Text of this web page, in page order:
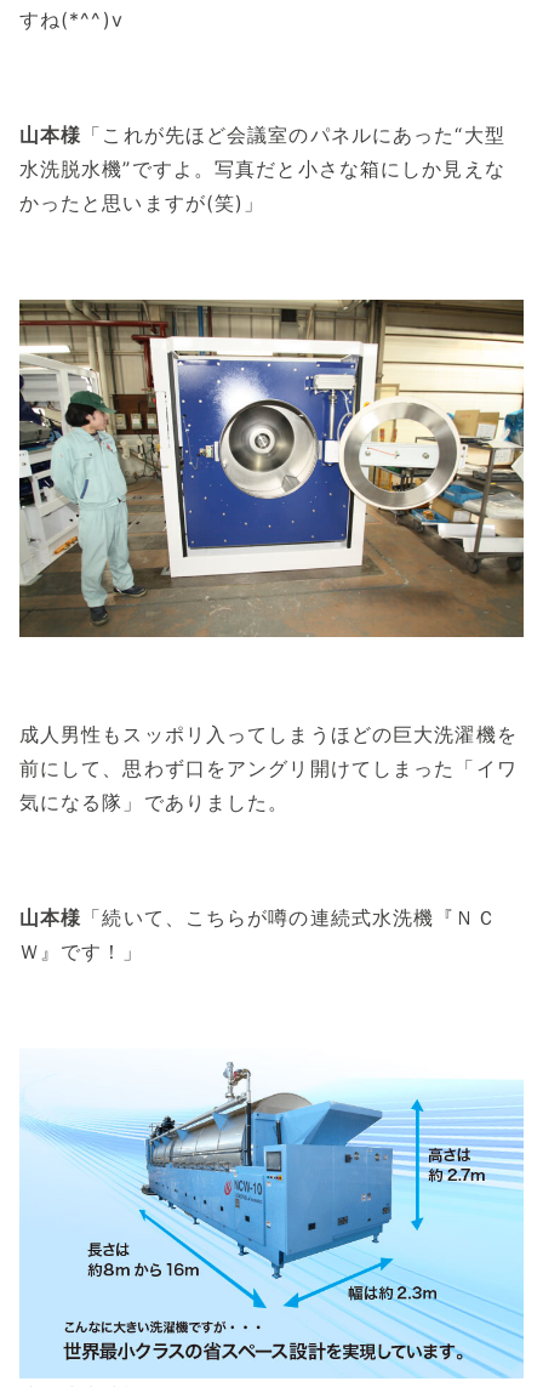
すね(*^^)v
山本様 「これが先ほど会議室のパネルにあった“大型
水洗脱水機”ですよ。写真だと小さな箱にしか見えな
かったと思いますが(笑)」
成人男性もスッポリ入ってしまうほどの巨大洗濯機を
前にして、思わず口をアングリ開けてしまった「イワ
気になる隊」でありました。
山本様 「続いて、こちらが噂の連続式水洗機『ＮＣ
Ｗ』です！」